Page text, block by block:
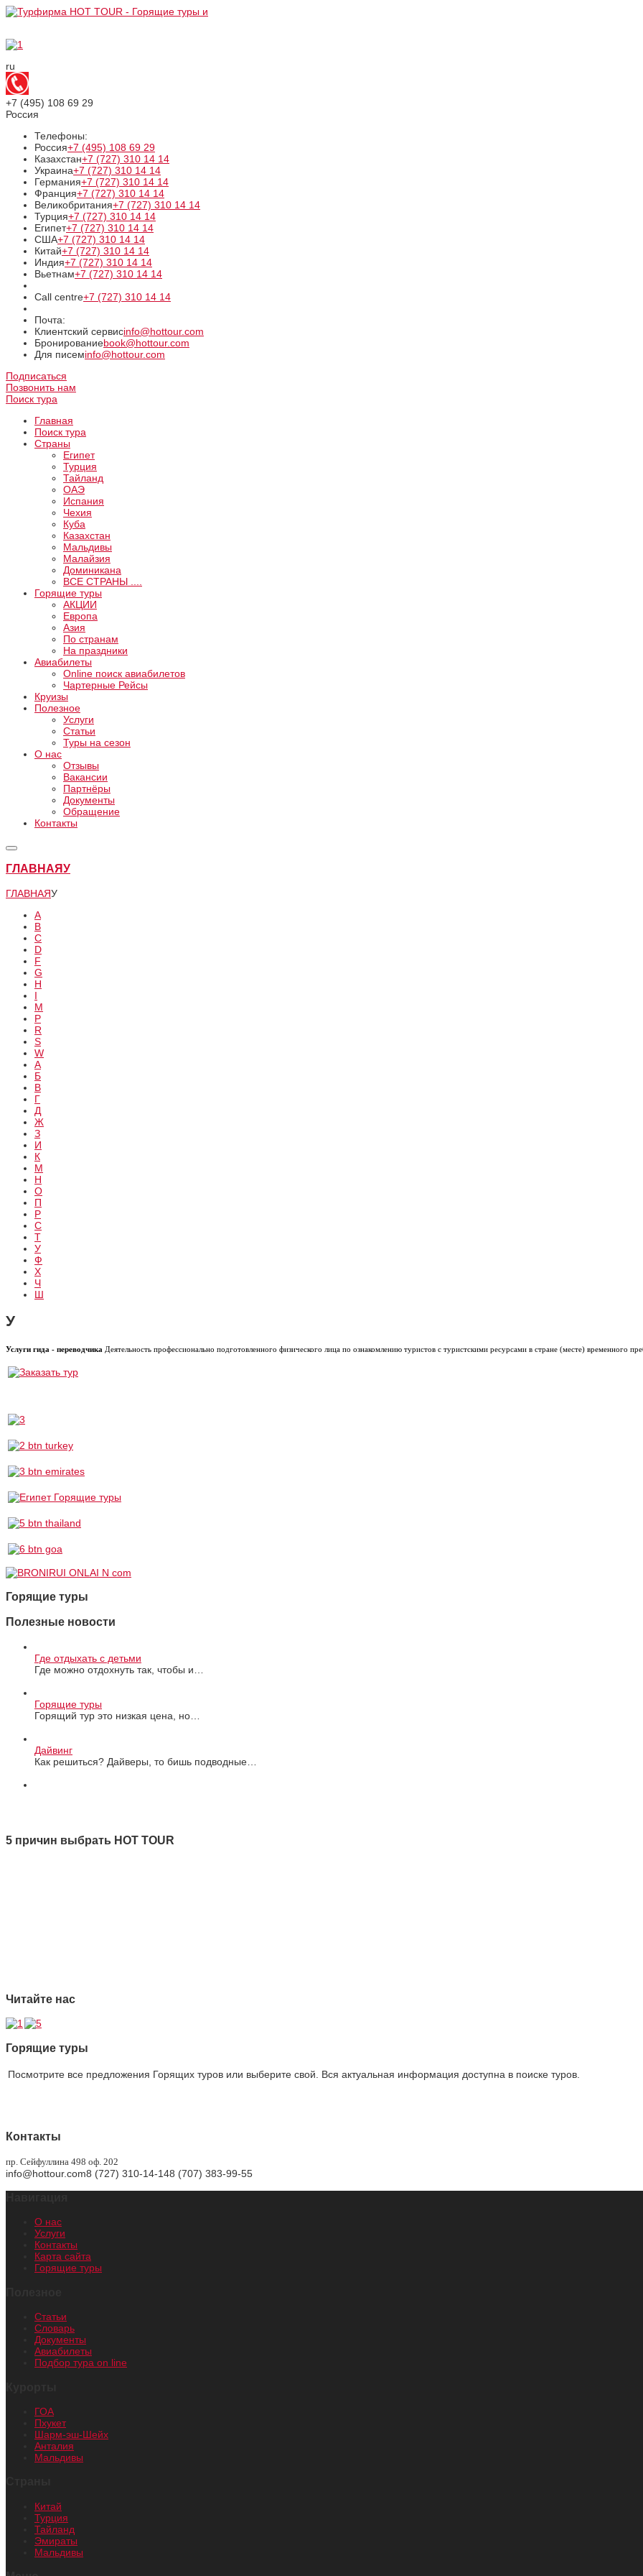
ru
+7 (495) 108 69 29
Россия
Телефоны:
Россия+7 (495) 108 69 29
Казахстан+7 (727) 310 14 14
Украина+7 (727) 310 14 14
Германия+7 (727) 310 14 14
Франция+7 (727) 310 14 14
Великобритания+7 (727) 310 14 14
Турция+7 (727) 310 14 14
Египет+7 (727) 310 14 14
США+7 (727) 310 14 14
Китай+7 (727) 310 14 14
Индия+7 (727) 310 14 14
Вьетнам+7 (727) 310 14 14
Call centre+7 (727) 310 14 14
Почта:
Клиентский сервисinfo@hottour.com
Бронированиеbook@hottour.com
Для писемinfo@hottour.com
Подписаться
Позвонить нам
Поиск тура
Главная
Поиск тура
Страны
Египет
Турция
Тайланд
ОАЭ
Испания
Чехия
Куба
Казахстан
Мальдивы
Малайзия
Доминикана
ВCE СТРАНЫ ....
Горящие туры
АКЦИИ
Европа
Азия
По странам
На праздники
Авиабилеты
Online поиск авиабилетов
Чартерные Рейсы
Круизы
Полезное
Услуги
Статьи
Туры на сезон
О нас
Отзывы
Вакансии
Партнёры
Документы
Обращение
Контакты
ГЛАВНАЯУ
ГЛАВНАЯУ
А
B
C
D
F
G
H
I
M
P
R
S
W
А
Б
В
Г
Д
Ж
З
И
К
М
Н
О
П
Р
С
Т
У
Ф
Х
Ч
Ш
У
Услуги гида - переводчика Деятельность профессионально подготовленного физического лица по ознакомлению туристов с туристскими ресурсами в стране (месте) временного
Горящие туры
Полезные новости
Где отдыхать с детьми
Где можно отдохнуть так, чтобы и…
Горящие туры
Горящий тур это низкая цена, но…
Дайвинг
Как решиться? Дайверы, то бишь подводные…
5 причин выбрать HOT TOUR
Читайте нас
Горящие туры
Посмотрите все предложения Горящих туров или выберите свой. Вся актуальная информация доступна в поиске туров.
Контакты
пр. Сейфуллина 498 оф. 202
info@hottour.com8 (727) 310-14-148 (707) 383-99-55
О нас
Услуги
Контакты
Карта сайта
Горящие туры
Статьи
Словарь
Документы
Авиабилеты
Подбор тура on line
ГОА
Пхукет
Шарм-эш-Шейх
Анталия
Мальдивы
Китай
Турция
Тайланд
Эмираты
Мальдивы